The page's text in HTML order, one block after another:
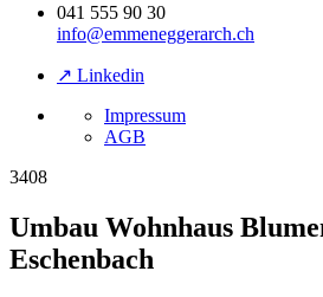
041 555 90 30
info@emmeneggerarch.ch
↗ Linkedin
Impressum
AGB
3408
Umbau Wohnhaus
Eschenbach